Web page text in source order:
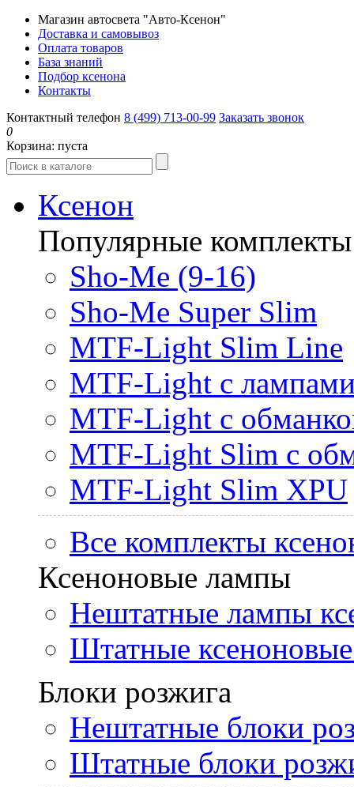
Магазин автосвета "Авто-Ксенон"
Доставка и самовывоз
Оплата товаров
База знаний
Подбор ксенона
Контакты
Контактный телефон 8 (499) 713-00-99 Заказать звонок
0
Корзина: пуста
Ксенон
Популярные комплекты
Sho-Me (9-16)
Sho-Me Super Slim
MTF-Light Slim Line
MTF-Light с
MTF-Light с
MTF-Light Slim с
MTF-Light Slim XPU
Все комплекты
Ксеноновые лампы
Нештатные лампы
Штатные
Блоки розжига
Нештатные блоки
Штатные блоки